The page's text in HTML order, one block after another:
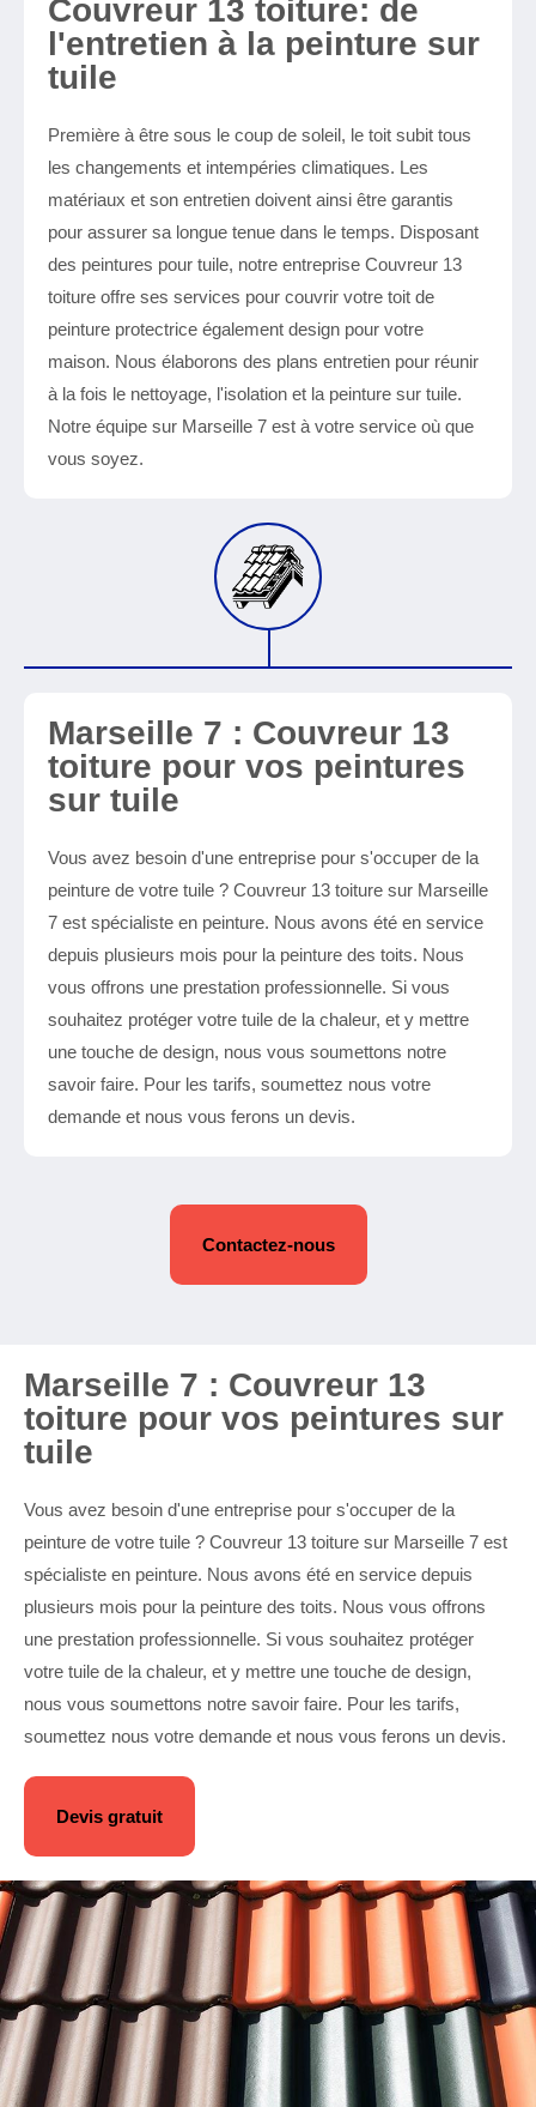
Couvreur 13 toiture: de
l'entretien à la peinture sur
tuile
Première à être sous le coup de soleil, le toit subit tous
les changements et intempéries climatiques. Les
matériaux et son entretien doivent ainsi être garantis
pour assurer sa longue tenue dans le temps. Disposant
des peintures pour tuile, notre entreprise Couvreur 13
toiture offre ses services pour couvrir votre toit de
peinture protectrice également design pour votre
maison. Nous élaborons des plans entretien pour réunir
à la fois le nettoyage, l'isolation et la peinture sur tuile.
Notre équipe sur Marseille 7 est à votre service où que
vous soyez.
Marseille 7 : Couvreur 13
toiture pour vos peintures
sur tuile
Vous avez besoin d'une entreprise pour s'occuper de la
peinture de votre tuile ? Couvreur 13 toiture sur Marseille
7 est spécialiste en peinture. Nous avons été en service
depuis plusieurs mois pour la peinture des toits. Nous
vous offrons une prestation professionnelle. Si vous
souhaitez protéger votre tuile de la chaleur, et y mettre
une touche de design, nous vous soumettons notre
savoir faire. Pour les tarifs, soumettez nous votre
demande et nous vous ferons un devis.
Contactez-nous
Marseille 7 : Couvreur 13
toiture pour vos peintures sur
tuile
Vous avez besoin d'une entreprise pour s'occuper de la
peinture de votre tuile ? Couvreur 13 toiture sur Marseille 7 est
spécialiste en peinture. Nous avons été en service depuis
plusieurs mois pour la peinture des toits. Nous vous offrons
une prestation professionnelle. Si vous souhaitez protéger
votre tuile de la chaleur, et y mettre une touche de design,
nous vous soumettons notre savoir faire. Pour les tarifs,
soumettez nous votre demande et nous vous ferons un devis.
Devis gratuit